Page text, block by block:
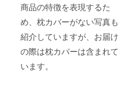
商品の特徴を表現するた
め、枕カバーがない写真も
紹介していますが、お届け
の際は枕カバーは含まれて
います。